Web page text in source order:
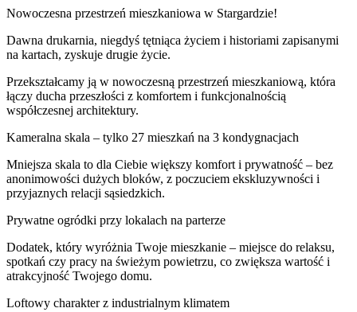
Nowoczesna przestrzeń mieszkaniowa w Stargardzie!
Dawna drukarnia, niegdyś tętniąca życiem i historiami zapisanymi
na kartach, zyskuje drugie życie.
Przekształcamy ją w nowoczesną przestrzeń mieszkaniową, która
łączy ducha przeszłości z komfortem i funkcjonalnością
współczesnej architektury.
Kameralna skala – tylko 27 mieszkań na 3 kondygnacjach
Mniejsza skala to dla Ciebie większy komfort i prywatność – bez
anonimowości dużych bloków, z poczuciem ekskluzywności i
przyjaznych relacji sąsiedzkich.
Prywatne ogródki przy lokalach na parterze
Dodatek, który wyróżnia Twoje mieszkanie – miejsce do relaksu,
spotkań czy pracy na świeżym powietrzu, co zwiększa wartość i
atrakcyjność Twojego domu.
Loftowy charakter z industrialnym klimatem